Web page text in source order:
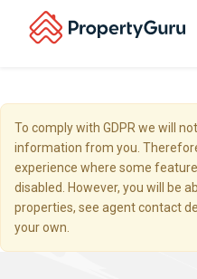
To comply with GDPR we will
information from you.
experience where some
disabled. However, you will be
properties, see agent contact
your own.